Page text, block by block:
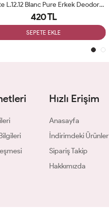
Lacoste L.12.12 Blanc Pure Erkek Deodorant 200ml
420 TL
SEPETE EKLE
Hızlı Erişim
Anasayfa
İndirimdeki Ürünler
Sipariş Takip
Hakkımızda